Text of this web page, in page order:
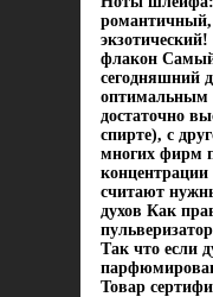
романтичный,
флакон
сегодняшний
оптимальным
достаточно
спирте), с
многих фирм
концентрации
считают
духов Как
Так что если
Товар